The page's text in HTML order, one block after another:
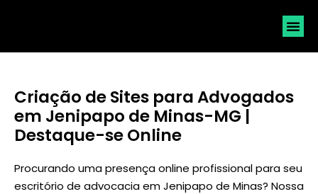
Criação de Sites para Advogados
em Jenipapo de Minas-MG |
Destaque-se Online
Procurando uma presença online profissional para seu
escritório de advocacia em Jenipapo de Minas? Nossa